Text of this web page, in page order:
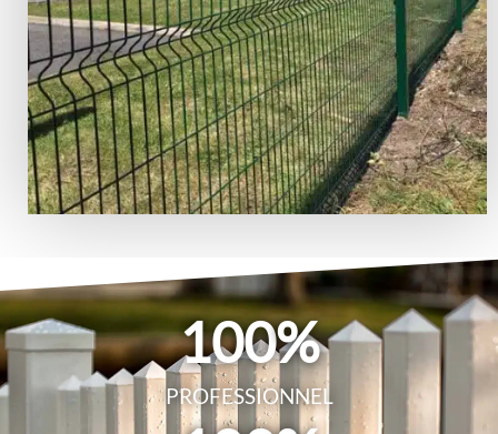
PROFESSIONNEL
100%